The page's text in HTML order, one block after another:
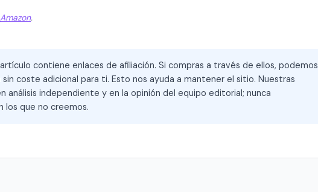
Amazon.
contiene enlaces de afiliación. Si compras a través de ellos, podemos
coste adicional para ti. Esto nos ayuda a mantener el sitio. Nuestras
análisis independiente y en la opinión del equipo editorial; nunca
los que no creemos.